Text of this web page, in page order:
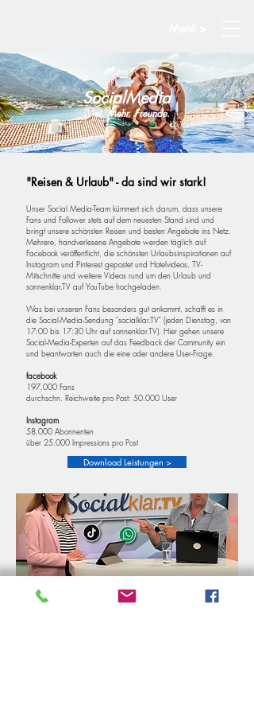
SocialMedia
Viel. Mehr. Freunde.
"Reisen & Urlaub" - da sind wir stark!
Unser Social Media-Team kümmert sich darum, dass unsere
Fans und Follower stets auf dem neuesten Stand sind und
bringt unsere schönsten Reisen und besten Angebote ins Netz.
Mehrere, handverlesene Angebote werden täglich auf
Facebook veröffentlicht, die schönsten Urlaubsinspirationen auf
Instagram und Pinterest gepostet und Hotelvideos, TV-
Mitschnitte und weitere Videos rund um den Urlaub und
sonnenklar.TV auf YouTube hochgeladen.
Was bei unseren Fans besonders gut ankommt, schafft es in
die Social-Media-Sendung "socialklar.TV" (jeden Dienstag, von
17:00 bis 17:30 Uhr auf sonnenklar.TV). Hier gehen unsere
Social-Media-Experten auf das Feedback der Community ein
und beantworten auch die eine oder andere User-Frage.
facebook
197.000 Fans
durchschn. Reichweite pro Post: 50.000 User
Instagram
58.000 Abonnenten
über 25.000 Impressions pro Post
Download Leistungen >